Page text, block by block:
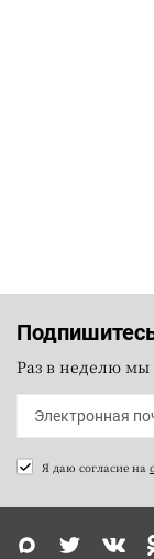
Раз в неделю
Я даю согласие на